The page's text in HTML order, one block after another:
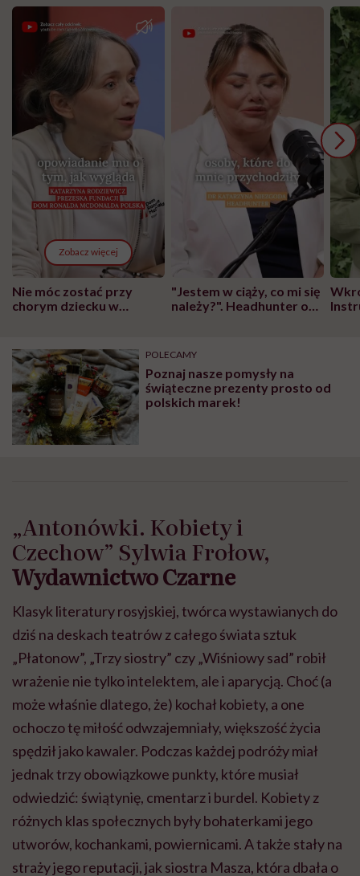
Zobacz więcej
Nie móc zostać przy
chorym dziecku w
może chyba tylko
głupota i brak
wyobraźni"
"Jestem w ciąży, co mi się
należy?". Headhunter o
pracy
POLECAMY
Poznaj nasze pomysły na
świąteczne prezenty prosto od
polskich marek!
„Antonówki. Kobiety i
Czechow” Sylwia Frołow,
Wydawnictwo Czarne
Klasyk literatury rosyjskiej, twórca wystawianych do
dziś na deskach teatrów z całego świata sztuk
„Płatonow”, „Trzy siostry” czy „Wiśniowy sad” robił
wrażenie nie tylko intelektem, ale i aparycją. Choć (a
może właśnie dlatego, że) kochał kobiety, a one
ochoczo tę miłość odwzajemniały, większość życia
spędził jako kawaler. Podczas każdej podróży miał
jednak trzy obowiązkowe punkty, które musiał
odwiedzić: świątynię, cmentarz i burdel. Kobiety z
różnych klas społecznych były bohaterkami jego
utworów, kochankami, powiernicami. A także stały na
straży jego reputacji, jak siostra Masza, która dbała o